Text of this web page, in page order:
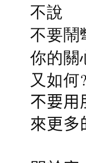
不說
不要鬧
你的關
又如何
不要用
來更多